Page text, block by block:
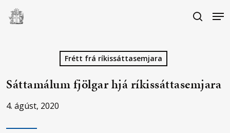
Skip
search
Frétt frá ríkissáttasemjara
Sáttamálum fjölgar hjá ríkissáttasemjara
4. ágúst, 2020